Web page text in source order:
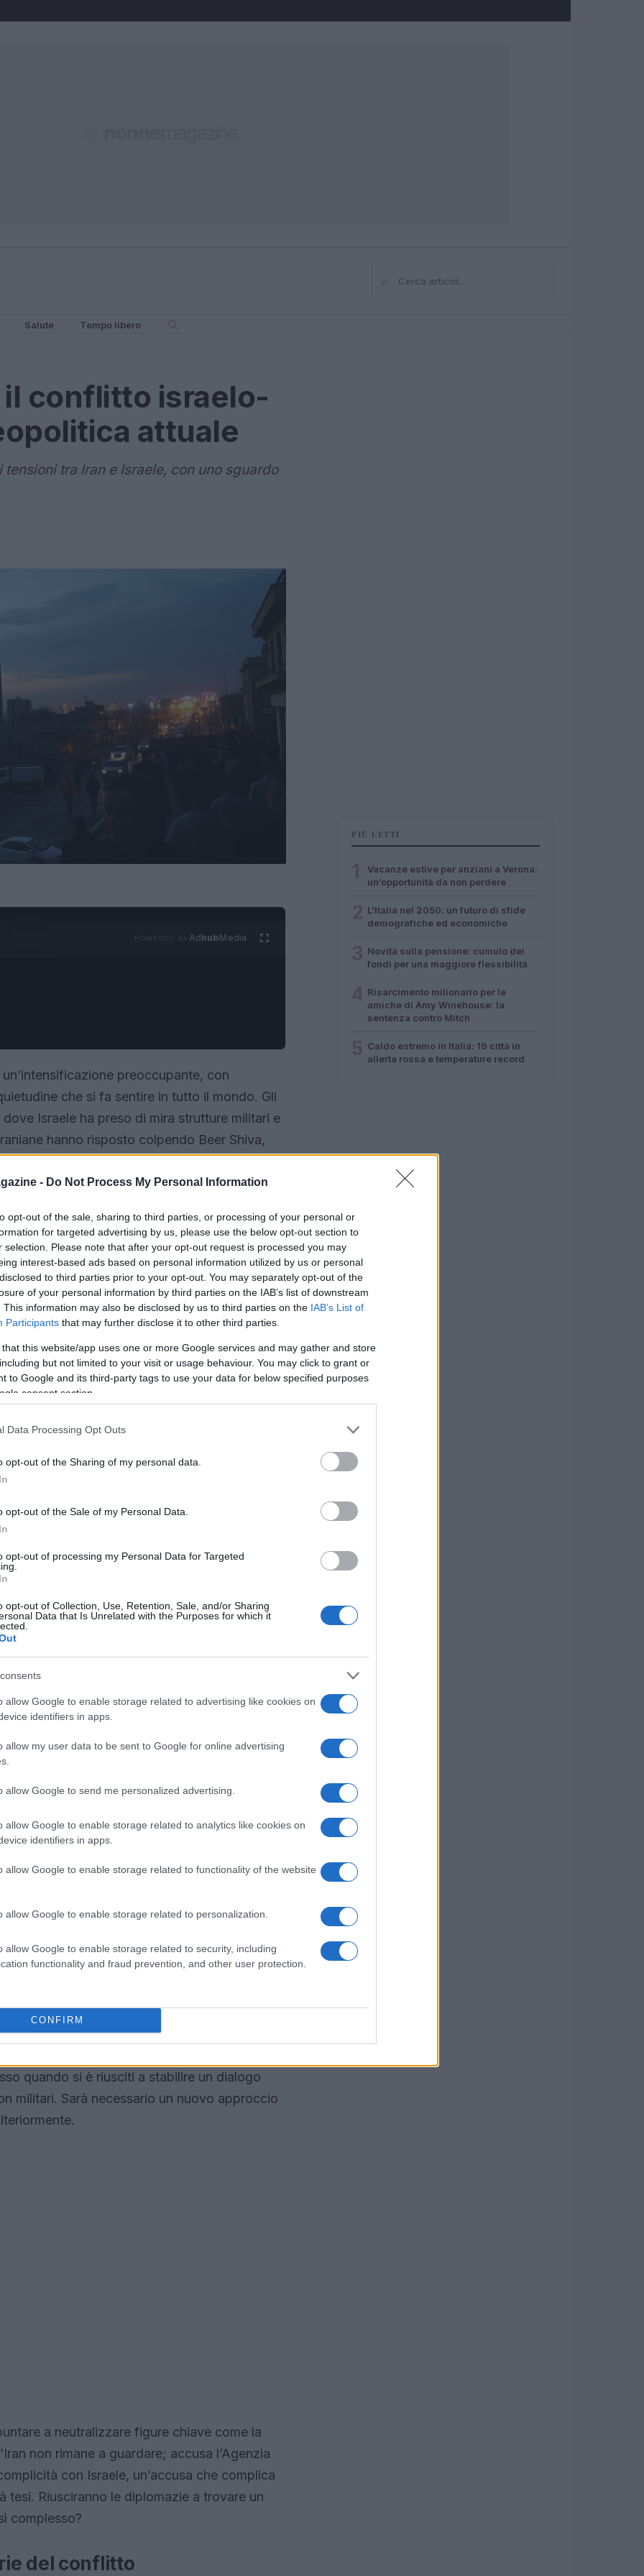
- Do Not Process My Personal Information
opt-out of the sale, sharing to third parties, or processing of your personal or
for targeted advertising by us, please use the below opt-out section to
selection. Please note that after your opt-out request is processed you may
interest-based ads based on personal information utilized by us or personal
to third parties prior to your opt-out. You may separately opt-out of the
of your personal information by third parties on the IAB’s list of downstream
This information may also be disclosed by us to third parties on the IAB’s List of
Participants that may further disclose it to other third parties.
that this website/app uses one or more Google services and may gather and store
but not limited to your visit or usage behaviour. You may click to grant or
to Google and its third-party tags to use your data for below specified purposes
consent section.
Data Processing Opt Outs
opt-out of the Sharing of my personal data.
opt-out of the Sale of my Personal Data.
opt-out of processing my Personal Data for Targeted
opt-out of Collection, Use, Retention, Sale, and/or Sharing
Data that Is Unrelated with the Purposes for which it
allow Google to enable storage related to advertising like cookies on
identifiers in apps.
allow my user data to be sent to Google for online advertising
allow Google to send me personalized advertising.
allow Google to enable storage related to analytics like cookies on
identifiers in apps.
allow Google to enable storage related to functionality of the website
allow Google to enable storage related to personalization.
allow Google to enable storage related to security, including
functionality and fraud prevention, and other user protection.
CONFIRM
⌕Cerca
Salute Tempo libero
il conflitto israelo-
attuale
tra Iran e Israele, con uno sguardo
AdhubMedia
preoccupante, con
che si fa sentire in tutto il mondo. Gli
Israele ha preso di mira strutture militari e
hanno risposto colpendo Beer Shiva,
chiesto quali siano le ripercussioni globali
episodio locale, ma di un evento che
anche l’attenzione degli Stati Uniti,
adottare in questo contesto così delicato.
un susseguirsi di attacchi reciproci, con
obiettivi in Iran. Questa strategia è dettata
militari iraniane, in particolare quelle legate al
in Google, ho imparato che è fondamentale
il frutto di decisioni strategiche basate su
La risposta dell’Iran, colpendo Beer Shiva,
non cedere facilmente. Ti sei mai chiesto se
Senz’altro, le possibilità di dialogo sono
ulteriore.
che pur approvando le azioni israeliane,
una possibile via diplomatica. Tuttavia, la
gli Stati Uniti dovranno prendere una
potrebbe influenzare profondamente il
se non si troveranno soluzioni pacifiche in
reazione internazionale
dove i ministri degli Esteri di Germania,
iraniano Araghchi. Questo
la diplomazia al centro della discussione.
dipenderà dalla volontà di entrambe le
raccontano una storia interessante: le
quando si è riusciti a stabilire un dialogo
militari. Sarà necessario un nuovo approccio
a neutralizzare figure chiave come la
non rimane a guardare; accusa l’Agenzia
con Israele, un’accusa che complica
tesi. Riusciranno le diplomazie a trovare un
complesso?
del conflitto
PIÙ LETTI
Vacanze estive per anziani a Verona:
un’opportunità da non perdere
L’Italia nel 2050: un futuro di sfide
demografiche ed economiche
Novità sulla pensione: cumulo dei
fondi per una maggiore flessibilità
Risarcimento milionario per le
amiche di Amy Winehouse: la
sentenza contro Mitch
Caldo estremo in Italia: 19 città in
allerta rossa e temperature record